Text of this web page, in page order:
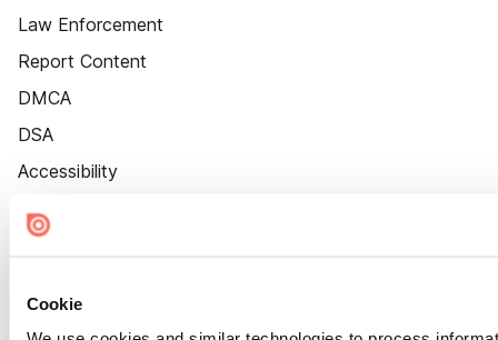
Cookie
Law Enforcement
Report Content
DMCA
DSA
Accessibility
Cookie Settings